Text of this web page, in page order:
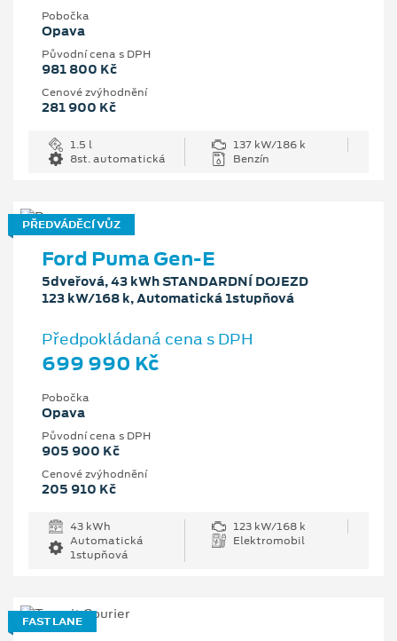
Pobočka
Opava
Původní cena s DPH
981 800 Kč
Cenové zvýhodnění
281 900 Kč
1.5 l
137 kW/186 k
8st. automatická
Benzín
PŘEDVÁDĚCÍ VŮZ
Ford Puma Gen-E
5dveřová, 43 kWh STANDARDNÍ DOJEZD
123 kW/168 k, Automatická 1stupňová
Předpokládaná cena s DPH
699 990 Kč
Pobočka
Opava
Původní cena s DPH
905 900 Kč
Cenové zvýhodnění
205 910 Kč
43 kWh
123 kW/168 k
Automatická
1stupňová
Elektromobil
FAST LANE